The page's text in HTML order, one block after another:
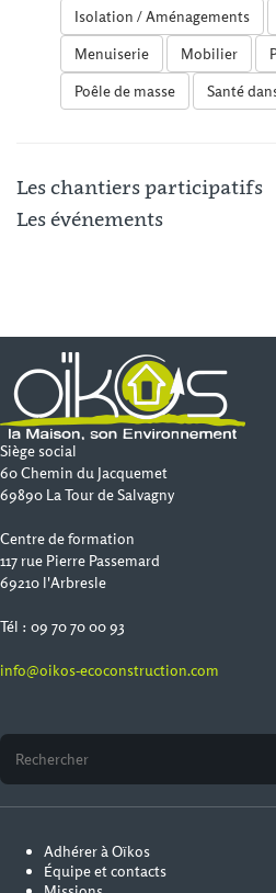
Isolation / Aménagements
Menuiserie
Mobilier
Poêle de masse
Santé
Les chantiers participatifs
Les événements
Siège social
60 Chemin du Jacquemet
69890 La Tour de Salvagny
Centre de formation
117 rue Pierre Passemard
69210 l'Arbresle
Tél : 09 70 70 00 93
info@oikos-ecoconstruction.com
Adhérer à Oïkos
Équipe et contacts